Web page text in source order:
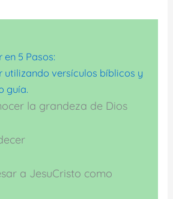
5 Pasos:
utilizando versículos bíblicos y
guía.
la grandeza de Dios
a JesuCristo como